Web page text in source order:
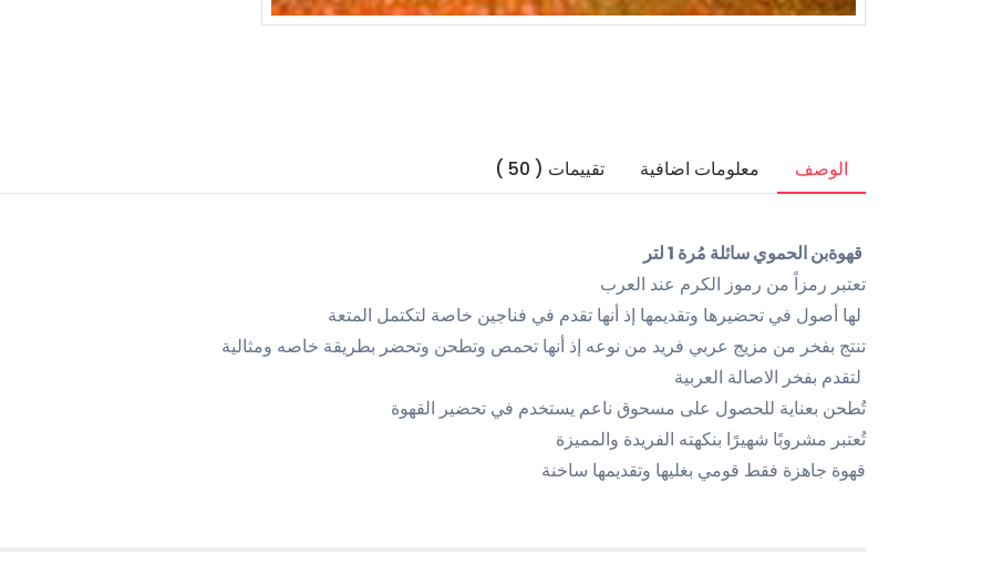
الوصف معلومات اضافية تقييمات ( 50 )
قهوةبن الحموي سائلة مُرة 1 لتر
تعتبر رمزاً من رموز الكرم عند العرب
لها أصول في تحضيرها وتقديمها إذ أنها تقدم في فناجين خاصة لتكتمل المتعة
تنتج بفخر من مزيج عربي فريد من نوعه إذ أنها تحمص وتطحن وتحضر بطريقة خاصه ومثالية
لتقدم بفخر الاصالة العربية
تُطحن بعناية للحصول على مسحوق ناعم يستخدم في تحضير القهوة
تُعتبر مشروبًا شهيرًا بنكهته الفريدة والمميزة
قهوة جاهزة فقط قومي بغليها وتقديمها ساخنة